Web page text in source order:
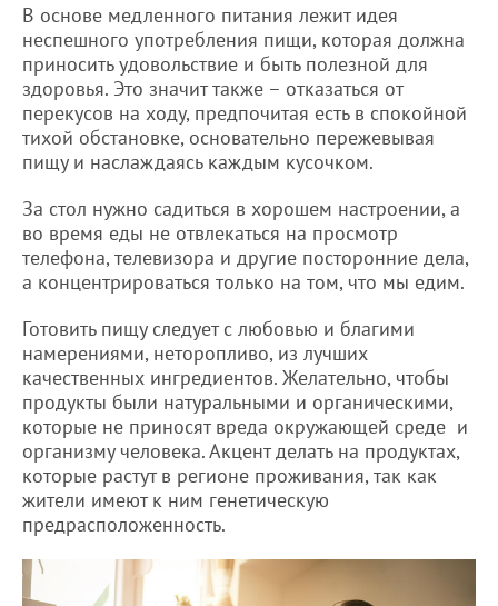
В основе медленного питания лежит идея
неспешного употребления пищи, которая должна
приносить удовольствие и быть полезной для
здоровья. Это значит также – отказаться от
перекусов на ходу, предпочитая есть в спокойной
тихой обстановке, основательно пережевывая
пищу и наслаждаясь каждым кусочком.
За стол нужно садиться в хорошем настроении, а
во время еды не отвлекаться на просмотр
телефона, телевизора и другие посторонние дела,
а концентрироваться только на том, что мы едим.
Готовить пищу следует с любовью и благими
намерениями, неторопливо, из лучших
качественных ингредиентов. Желательно, чтобы
продукты были натуральными и органическими,
которые не приносят вреда окружающей среде и
организму человека. Акцент делать на продуктах,
которые растут в регионе проживания, так как
жители имеют к ним генетическую
предрасположенность.